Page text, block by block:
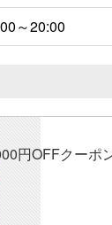
～20:00
円OFFクーポ